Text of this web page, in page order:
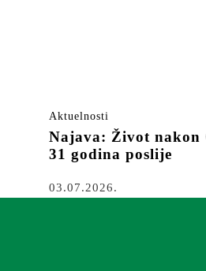
Aktuelnosti
Najava: Život nakon
31 godina poslije
03.07.2026.